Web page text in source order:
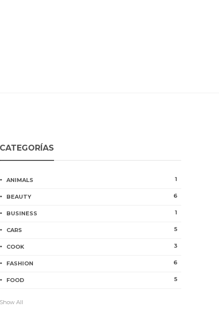
CATEGORÍAS
ANIMALS 1
BEAUTY 6
BUSINESS 1
CARS 5
COOK 3
FASHION 6
FOOD 5
Show All